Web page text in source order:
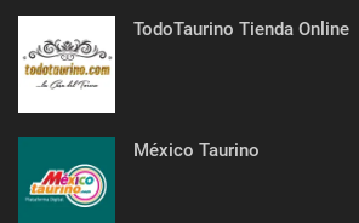
TodoTaurino Tienda Online
México Taurino